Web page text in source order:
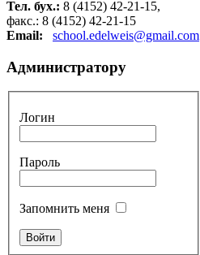
Тел. бух.: 8 (4152) 42-21-15,
факс.: 8 (4152) 42-21-15
Email:
school.edelweis@gmail.com
Администратору
Логин
Пароль
Запомнить меня